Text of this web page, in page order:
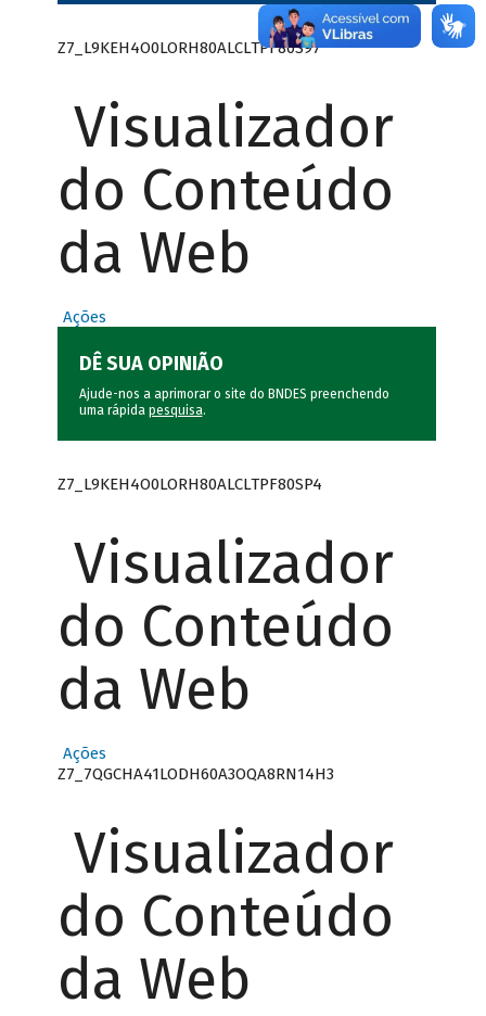
Z7_L9KEH4O0LORH80ALCLTPF80S97
Visualizador
do Conteúdo
da Web
Ações
DÊ SUA OPINIÃO
Ajude-nos a aprimorar o site do BNDES preenchendo
uma rápida pesquisa.
Z7_L9KEH4O0LORH80ALCLTPF80SP4
Visualizador
do Conteúdo
da Web
Ações
Z7_7QGCHA41LODH60A3OQA8RN14H3
Visualizador
do Conteúdo
da Web